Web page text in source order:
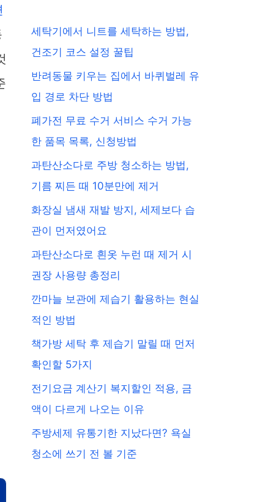
세탁기에서 니트를 세탁하는 방법,
건조기 코스 설정 꿀팁
반려동물 키우는 집에서 바퀴벌레 유
입 경로 차단 방법
폐가전 무료 수거 서비스 수거 가능
한 품목 목록, 신청방법
과탄산소다로 주방 청소하는 방법,
기름 찌든 때 10분만에 제거
화장실 냄새 재발 방지, 세제보다 습
관이 먼저였어요
과탄산소다로 흰옷 누런 때 제거 시
권장 사용량 총정리
깐마늘 보관에 제습기 활용하는 현실
적인 방법
책가방 세탁 후 제습기 말릴 때 먼저
확인할 5가지
전기요금 계산기 복지할인 적용, 금
액이 다르게 나오는 이유
주방세제 유통기한 지났다면? 욕실
청소에 쓰기 전 볼 기준